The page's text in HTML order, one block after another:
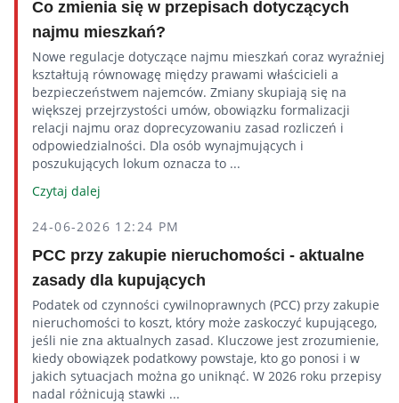
Co zmienia się w przepisach dotyczących
najmu mieszkań?
Nowe regulacje dotyczące najmu mieszkań coraz wyraźniej
kształtują równowagę między prawami właścicieli a
bezpieczeństwem najemców. Zmiany skupiają się na
większej przejrzystości umów, obowiązku formalizacji
relacji najmu oraz doprecyzowaniu zasad rozliczeń i
odpowiedzialności. Dla osób wynajmujących i
poszukujących lokum oznacza to ...
Czytaj dalej
24-06-2026 12:24 PM
PCC przy zakupie nieruchomości - aktualne
zasady dla kupujących
Podatek od czynności cywilnoprawnych (PCC) przy zakupie
nieruchomości to koszt, który może zaskoczyć kupującego,
jeśli nie zna aktualnych zasad. Kluczowe jest zrozumienie,
kiedy obowiązek podatkowy powstaje, kto go ponosi i w
jakich sytuacjach można go uniknąć. W 2026 roku przepisy
nadal różnicują stawki ...